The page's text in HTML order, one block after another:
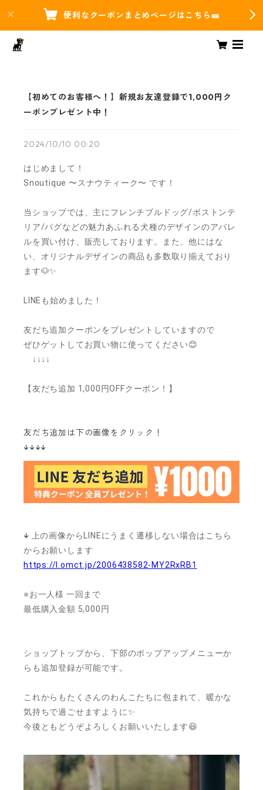
便利なクーポンまとめページはこちら🎫
【初めてのお客様へ！】新規お友達登録で1,000円ク
ーポンプレゼント中！
2024/10/10 00:20
はじめまして！
Snoutique 〜スナウティーク〜 です！
当ショップでは、主にフレンチブルドッグ/ボストンテ
リア/パグなどの魅力あふれる犬種のデザインのアパレ
ルを買い付け、販売しております。また、他にはな
い、オリジナルデザインの商品も多数取り揃えており
ます🐶✨
LINEも始めました！
友だち追加クーポンをプレゼントしていますので
ぜひゲットしてお買い物に使ってください😊
↓↓↓↓
【友だち追加 1,000円OFFクーポン！】
友だち追加は下の画像をクリック！
↓↓↓↓
↓
上の画像からLINEにうまく遷移しない場合はこちら
からお願いします
https://l.omct.jp/2006438582-MY2RxRB1
※お一人様 一回まで
最低購入金額 5,000円
ショップトップから、下部のポップアップメニューか
らも追加登録が可能です。
これからもたくさんのわんこたちに包まれて、暖かな
気持ちで過ごせますように✨
今後ともどうぞよろしくお願いいたします😆